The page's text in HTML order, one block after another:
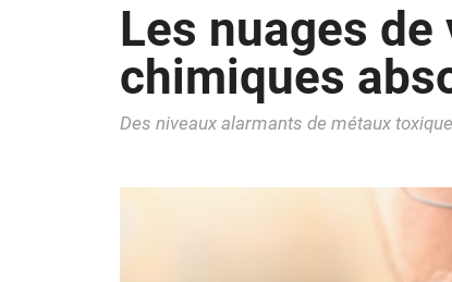
Les nuages
chimiques
Des niveaux alarmants de métaux